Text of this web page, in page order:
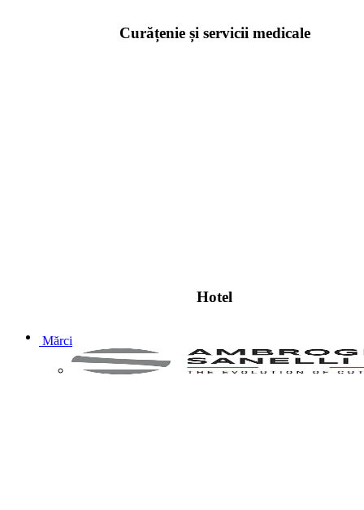
Curățenie și servicii medicale
Hotel
Mărci